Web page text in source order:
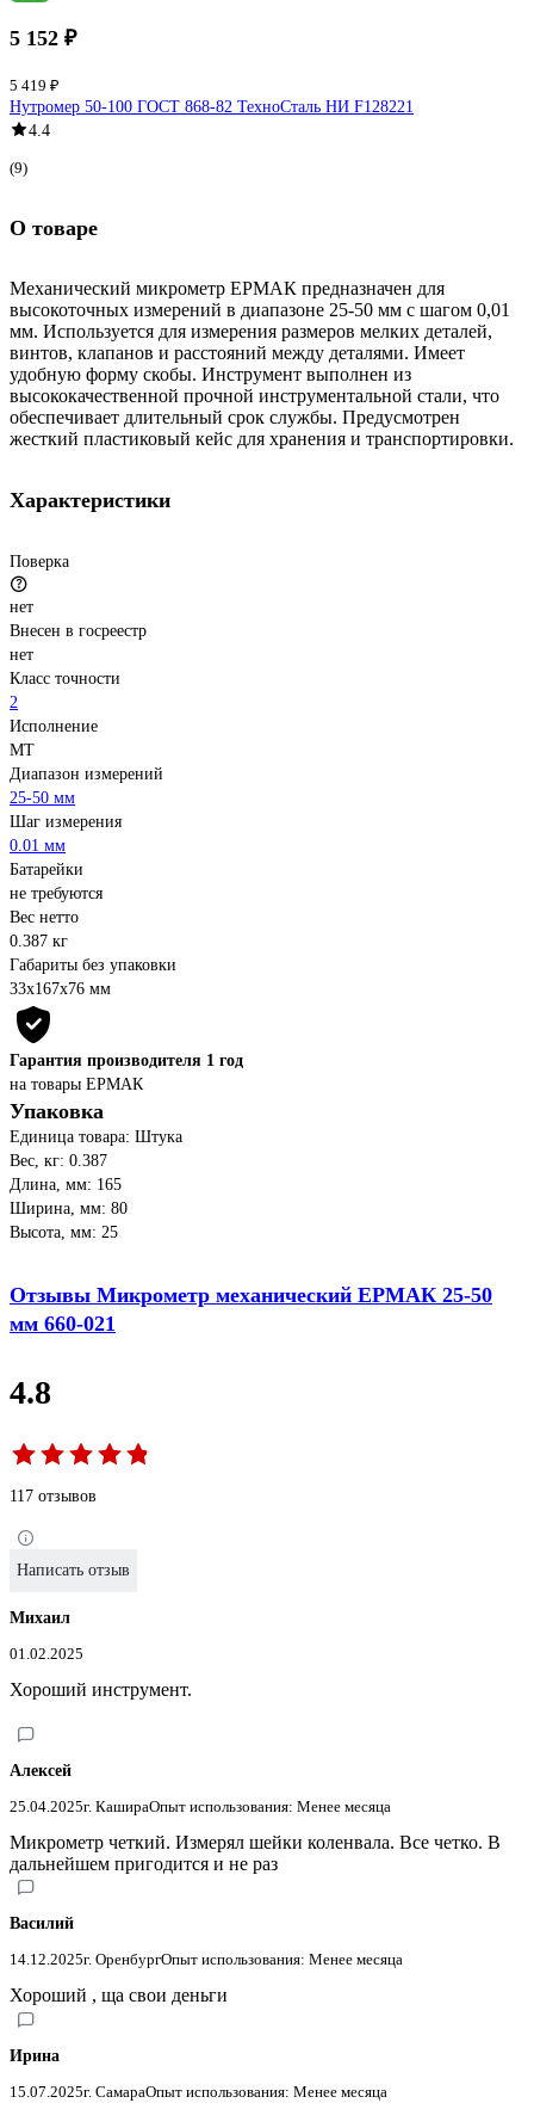
5 152 ₽
5 419 ₽
Нутромер 50-100 ГОСТ 868-82 ТехноСталь НИ F128221
4.4
(9)
О товаре
Механический микрометр ЕРМАК предназначен для
высокоточных измерений в диапазоне 25-50 мм с шагом 0,01
мм. Используется для измерения размеров мелких деталей,
винтов, клапанов и расстояний между деталями. Имеет
удобную форму скобы. Инструмент выполнен из
высококачественной прочной инструментальной стали, что
обеспечивает длительный срок службы. Предусмотрен
жесткий пластиковый кейс для хранения и транспортировки.
Характеристики
Поверка
нет
Внесен в госреестр
нет
Класс точности
2
Исполнение
MT
Диапазон измерений
25-50 мм
Шаг измерения
0.01 мм
Батарейки
не требуются
Вес нетто
0.387 кг
Габариты без упаковки
33х167х76 мм
Гарантия производителя 1 год
на товары ЕРМАК
Упаковка
Единица товара: Штука
Вес, кг: 0.387
Длина, мм: 165
Ширина, мм: 80
Высота, мм: 25
Отзывы Микрометр механический ЕРМАК 25-50
мм 660-021
4.8
117 отзывов
Написать отзыв
Михаил
01.02.2025
Хороший инструмент.
Алексей
25.04.2025г. КашираОпыт использования: Менее месяца
Микрометр четкий. Измерял шейки коленвала. Все четко. В
дальнейшем пригодится и не раз
Василий
14.12.2025г. ОренбургОпыт использования: Менее месяца
Хороший , ща свои деньги
Ирина
15.07.2025г. СамараОпыт использования: Менее месяца